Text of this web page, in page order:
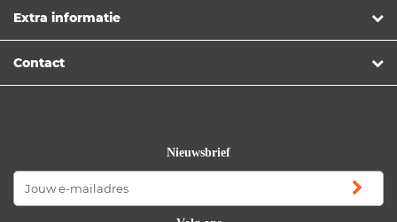
Extra informatie
Contact
Nieuwsbrief